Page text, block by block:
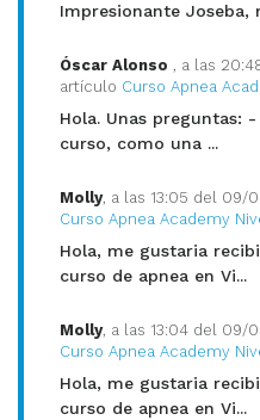
Impresionante
Óscar Alonso , a las
artículo Curso Apnea
Hola. Unas preguntas:
curso, como una ...
Molly, a las 13:05 del 09/
Curso Apnea Academy
Hola, me gustaria
curso de apnea en Vi...
Molly, a las 13:04 del 09/
Curso Apnea Academy
Hola, me gustaria
curso de apnea en Vi...